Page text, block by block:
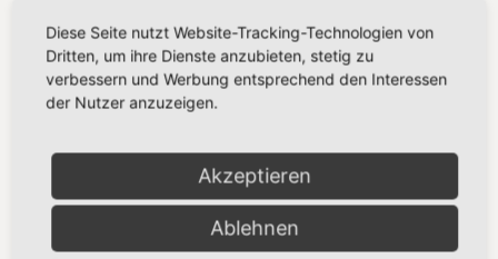
„Europa darf seinen Zahlungsverkehr
nicht länger anderen überlassen“
„Der Kampf gegen Missbrauchsbilder
im Netz verdient mehr als eine
Übergangslösung“
Diese Seite nutzt Website-Tracking-Technologien von
Dritten, um ihre Dienste anzubieten, stetig zu
verbessern und Werbung entsprechend den Interessen
der Nutzer anzuzeigen.
Akzeptieren
Ablehnen